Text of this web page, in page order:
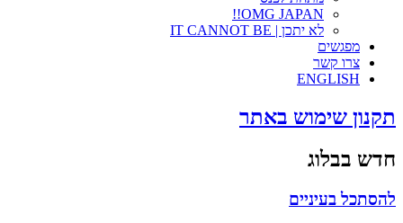
OMG JAPAN!!
לא יתכן | IT CANNOT BE
מפגשים
צרו קשר
ENGLISH
תקנון שימוש באתר
חדש בבלוג
להסתכל בעיניים